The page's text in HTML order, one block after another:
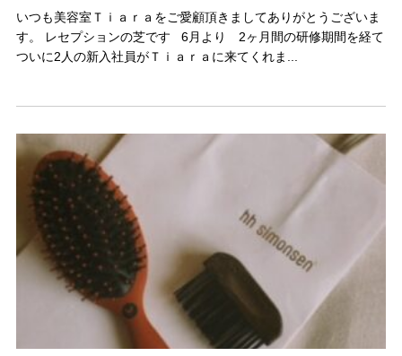
いつも美容室Ｔｉａｒａをご愛顧頂きましてありがとうございま
す。 レセプションの芝です 6月より 2ヶ月間の研修期間を経て
ついに2人の新入社員がＴｉａｒａに来てくれま...